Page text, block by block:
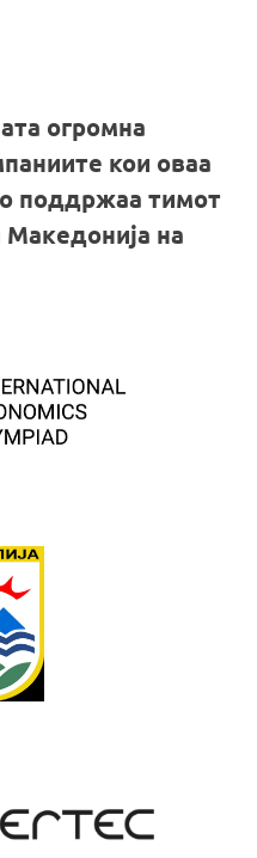
огромна
кои оваа
поддржаа тимот
Македонија на